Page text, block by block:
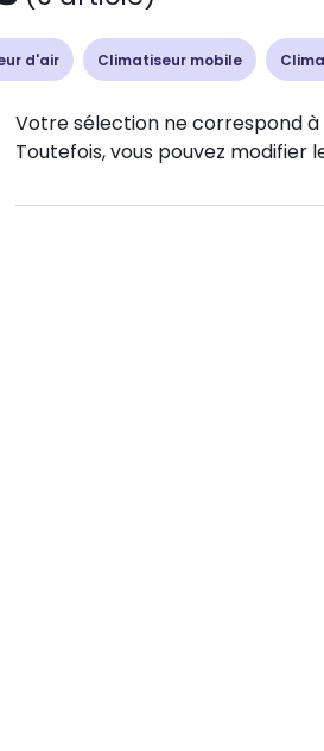
d'air Climatiseur mobile
Votre sélection ne correspond à
Toutefois, vous pouvez modifier